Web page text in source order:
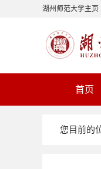
湖州师范大学主页
首页
您目前的